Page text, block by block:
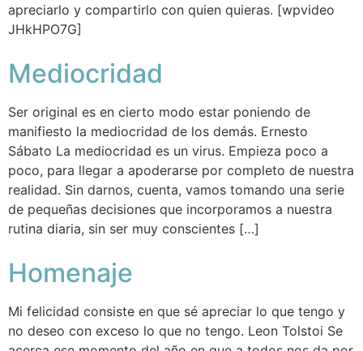
apreciarlo y compartirlo con quien quieras. [wpvideo
JHkHPO7G]
Mediocridad
Ser original es en cierto modo estar poniendo de
manifiesto la mediocridad de los demás. Ernesto
Sábato La mediocridad es un virus. Empieza poco a
poco, para llegar a apoderarse por completo de nuestra
realidad. Sin darnos, cuenta, vamos tomando una serie
de pequeñas decisiones que incorporamos a nuestra
rutina diaria, sin ser muy conscientes […]
Homenaje
Mi felicidad consiste en que sé apreciar lo que tengo y
no deseo con exceso lo que no tengo. Leon Tolstoi Se